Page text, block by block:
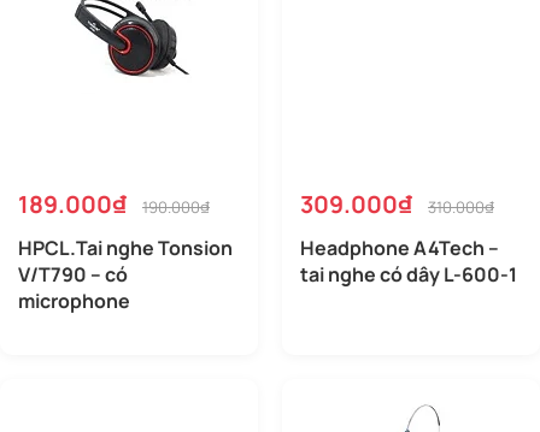
189.000₫ 190.000₫
HPCL.Tai nghe Tonsion
V/T790 – có
microphone
309.000₫ 310.000₫
Headphone A4Tech –
tai nghe có dây L-600-1